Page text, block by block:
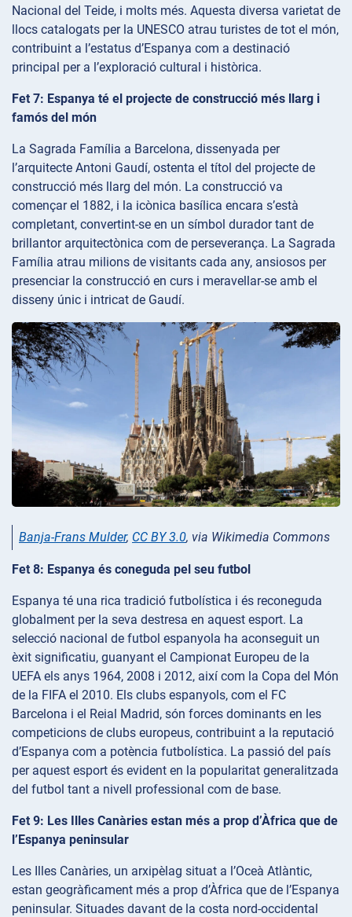
Nacional del Teide, i molts més. Aquesta diversa varietat de
llocs catalogats per la UNESCO atrau turistes de tot el món,
contribuint a l’estatus d’Espanya com a destinació
principal per a l’exploració cultural i històrica.
Fet 7: Espanya té el projecte de construcció més llarg i
famós del món
La Sagrada Família a Barcelona, dissenyada per
l’arquitecte Antoni Gaudí, ostenta el títol del projecte de
construcció més llarg del món. La construcció va
començar el 1882, i la icònica basílica encara s’està
completant, convertint-se en un símbol durador tant de
brillantor arquitectònica com de perseverança. La Sagrada
Família atrau milions de visitants cada any, ansiosos per
presenciar la construcció en curs i meravellar-se amb el
disseny únic i intricat de Gaudí.
Banja-Frans Mulder, CC BY 3.0, via Wikimedia Commons
Fet 8: Espanya és coneguda pel seu futbol
Espanya té una rica tradició futbolística i és reconeguda
globalment per la seva destresa en aquest esport. La
selecció nacional de futbol espanyola ha aconseguit un
èxit significatiu, guanyant el Campionat Europeu de la
UEFA els anys 1964, 2008 i 2012, així com la Copa del Món
de la FIFA el 2010. Els clubs espanyols, com el FC
Barcelona i el Reial Madrid, són forces dominants en les
competicions de clubs europeus, contribuint a la reputació
d’Espanya com a potència futbolística. La passió del país
per aquest esport és evident en la popularitat generalitzada
del futbol tant a nivell professional com de base.
Fet 9: Les Illes Canàries estan més a prop d’Àfrica que de
l’Espanya peninsular
Les Illes Canàries, un arxipèlag situat a l’Oceà Atlàntic,
estan geogràficament més a prop d’Àfrica que de l’Espanya
peninsular. Situades davant de la costa nord-occidental